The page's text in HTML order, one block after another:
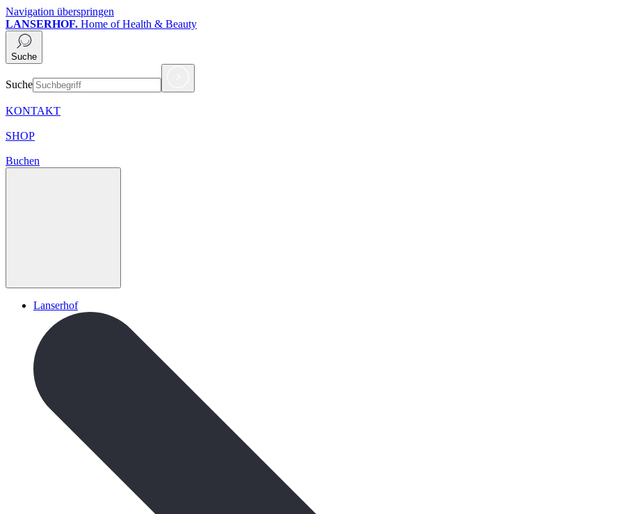
Navigation überspringen
LANSERHOF. Home of Health & Beauty
Suche
Suche
KONTAKT
SHOP
Buchen
Lanserhof